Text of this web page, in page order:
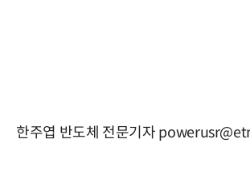
한주엽 반도체 전문기자